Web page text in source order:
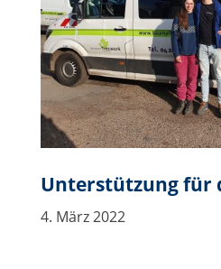
Unterstützung für
4. März 2022